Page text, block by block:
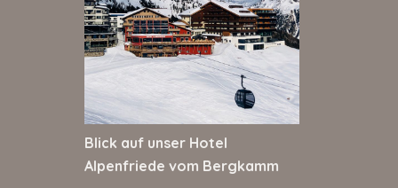
Blick auf unser Hotel
Alpenfriede vom Bergkamm